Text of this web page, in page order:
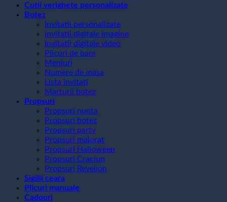
Cutii verighete personalizate
Botez
Invitatii personalizate
invitatii digitale imagine
Invitatii digitale video
Plicuri de bani
Meniuri
Numere de masa
Lista invitati
Marturii botez
Propsuri
Propsuri nunta
Propsuri botez
Propsuri party
Propsuri majorat
Propsuri Halloween
Propsuri Craciun
Propsuri Revelion
Sigilii ceara
Plicuri manuale
Cadouri